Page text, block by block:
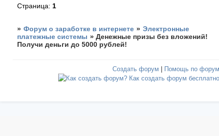
Страница: 1
» Форум о заработке в интернете » Электронные
платежные системы »Денежные призы без вложений!
Получи деньги до 5000 рублей!
Создать форум Помощь по